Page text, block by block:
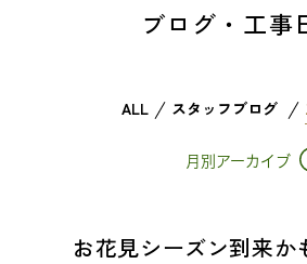
ブログ・工事
ALL スタッフブログ
月別アーカイブ
お花見シーズン到来か